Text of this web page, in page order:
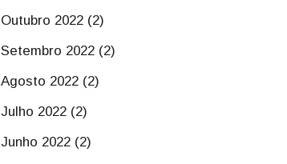
Outubro 2022 (2)
Setembro 2022 (2)
Agosto 2022 (2)
Julho 2022 (2)
Junho 2022 (2)